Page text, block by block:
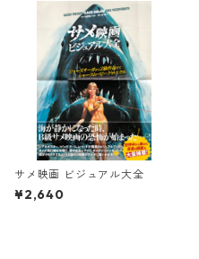
サメ映画 ビジュアル大全
¥2,640